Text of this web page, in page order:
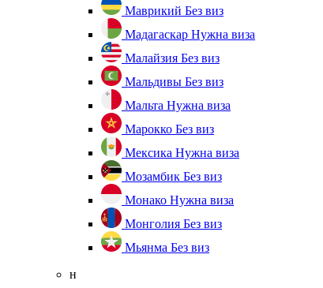
Маврикий Без виз
Мадагаскар Нужна виза
Малайзия Без виз
Мальдивы Без виз
Мальта Нужна виза
Марокко Без виз
Мексика Нужна виза
Мозамбик Без виз
Монако Нужна виза
Монголия Без виз
Мьянма Без виз
н